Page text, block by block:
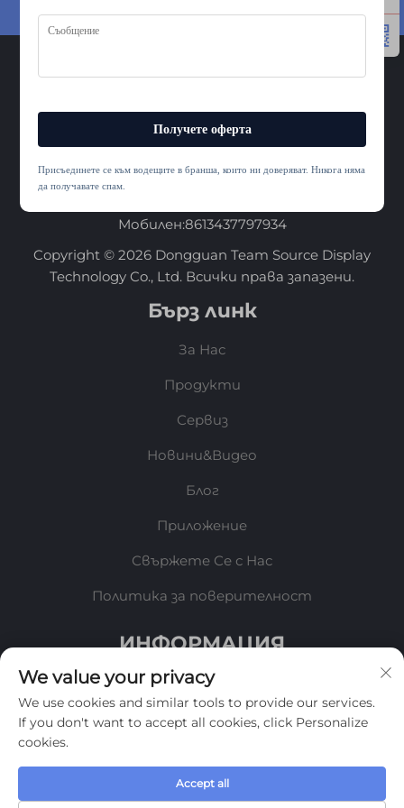
Контакт
Add: 2Ет./3Ет., Зд.1, Технологичен парк Лихао,
ЖуТанг, Фенгган, Дунгуан, 523681, Китай
+86-13437797934
Имейл:
Мобилен:8613437797934
Copyright © 2026 Dongguan Team Source Display
Technology Co., Ltd. Всички права запазени.
Бърз линк
За Нас
Продукти
Сервиз
Новини&Видео
Блог
Приложение
Свържете Се с Нас
Политика за поверителност
ИНФОРМАЦИЯ
Запишете се, за да получавате нашия седмичен
бюлетин
Получете оферта
Присъединете се към водещите в бранша, които ни доверяват. Никога няма
да получавате спам.
We value your privacy
We use cookies and similar tools to provide our services.
If you don't want to accept all cookies, click Personalize
cookies.
Accept all